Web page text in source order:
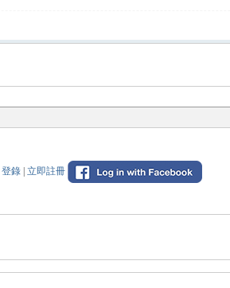
登錄 立即註冊